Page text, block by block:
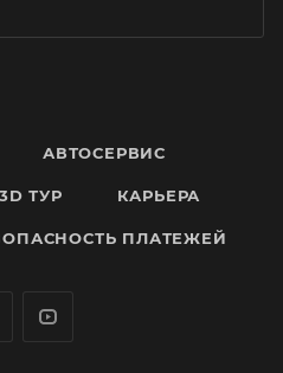
АВТОСЕРВИС
ТУР КАРЬЕРА
ПЛАТЕЖЕЙ